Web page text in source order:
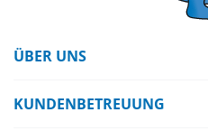
ÜBER UNS
KUNDENBETREUUNG